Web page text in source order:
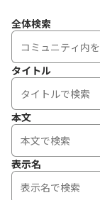
全体検索
タイトル
本文
表示名